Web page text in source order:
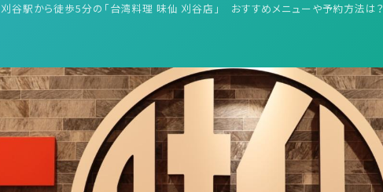
刈谷駅から徒歩5分の「台湾料理 味仙 刈谷店」 おすすめメニューや予約方法は？